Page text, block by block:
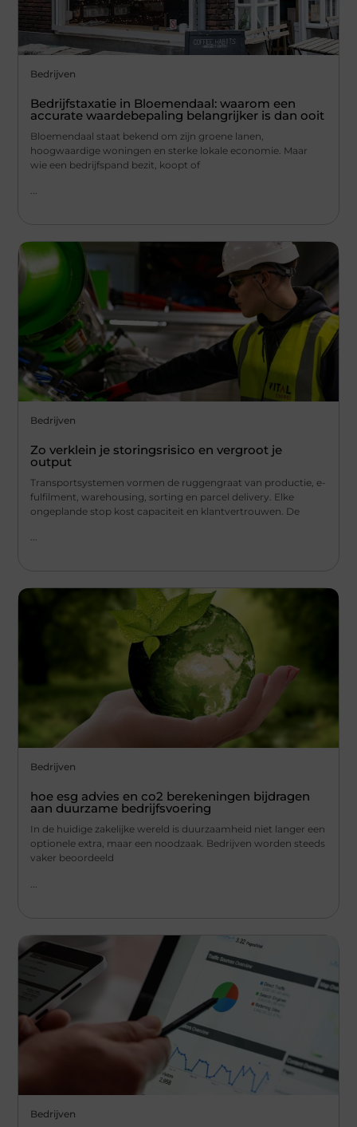
Bedrijven
Bedrijfstaxatie in Bloemendaal: waarom een
accurate waardebepaling belangrijker is dan ooit
Bloemendaal staat bekend om zijn groene lanen,
hoogwaardige woningen en sterke lokale economie. Maar
wie een bedrijfspand bezit, koopt of
...
Bedrijven
Zo verklein je storingsrisico en vergroot je
output
Transportsystemen vormen de ruggengraat van productie, e-
fulfilment, warehousing, sorting en parcel delivery. Elke
ongeplande stop kost capaciteit en klantvertrouwen. De
...
Bedrijven
hoe esg advies en co2 berekeningen bijdragen
aan duurzame bedrijfsvoering
In de huidige zakelijke wereld is duurzaamheid niet langer een
optionele extra, maar een noodzaak. Bedrijven worden steeds
vaker beoordeeld
Bedrijven